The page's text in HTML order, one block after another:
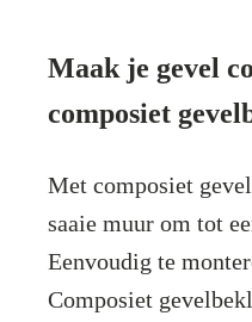
Maak je gevel
composiet
Met composiet
saaie muur om tot
Eenvoudig te
Composiet